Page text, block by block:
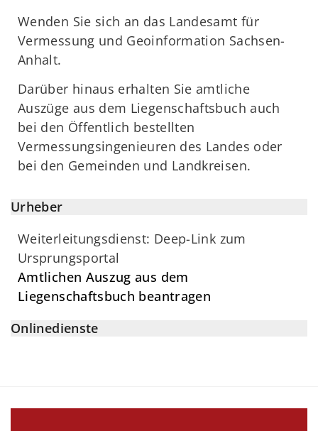
Wenden Sie sich an das Landesamt für
Vermessung und Geoinformation Sachsen-
Anhalt.
Darüber hinaus erhalten Sie amtliche
Auszüge aus dem Liegenschaftsbuch auch
bei den Öffentlich bestellten
Vermessungsingenieuren des Landes oder
bei den Gemeinden und Landkreisen.
Urheber
Weiterleitungsdienst: Deep-Link zum
Ursprungsportal
Amtlichen Auszug aus dem
Liegenschaftsbuch beantragen
Onlinedienste